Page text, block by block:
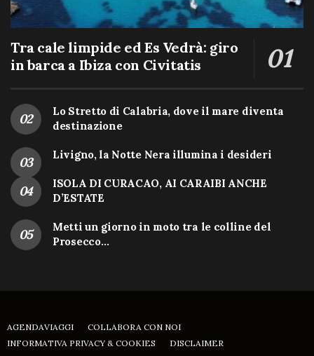
Tra cale limpide ed Es Vedrà: giro
in barca a Ibiza con Civitatis
Lo Stretto di Calabria, dove il mare diventa
destinazione
Livigno, la Notte Nera illumina i desideri
ISOLA DI CURACAO, AI CARAIBI ANCHE
D’ESTATE
Metti un giorno in moto tra le colline del
Prosecco…
AGENDAVIAGGI
COLLABORA CON NOI
INFORMATIVA PRIVACY & COOKIES
DISCLAIMER